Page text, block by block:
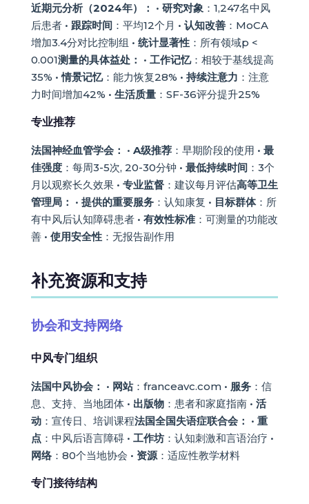
近期元分析（2024年）： • 研究对象：1,247名中风
后患者 • 跟踪时间：平均12个月 • 认知改善：MoCA
增加3.4分对比控制组 • 统计显著性：所有领域p <
0.001测量的具体益处： • 工作记忆：相较于基线提高
35% •情景记忆：能力恢复28% • 持续注意力 ：注意
力时间增加42% • 生活质量：SF-36评分提升25%
专业推荐
法国神经血管学会： • A级推荐：早期阶段的使用 • 最
佳强度：每周3-5次, 20-30分钟 • 最低持续时间：3个
月以观察长久效果 • 专业监督：建议每月评估高等卫生
管理局： • 提供的重要服务：认知康复 • 目标群体：所
有中风后认知障碍患者 • 有效性标准：可测量的功能改
善 • 使用安全性：无报告副作用
补充资源和支持
协会和支持网络
中风专门组织
法国中风协会： • 网站：franceavc.com • 服务：信
息、支持、当地团体 • 出版物：患者和家庭指南 • 活
动：宣传日、培训课程法国全国失语症联合会： • 重
点：中风后语言障碍 • 工作坊：认知刺激和言语治疗 •
网络：80个当地协会 • 资源：适应性教学材料
专门接待结构